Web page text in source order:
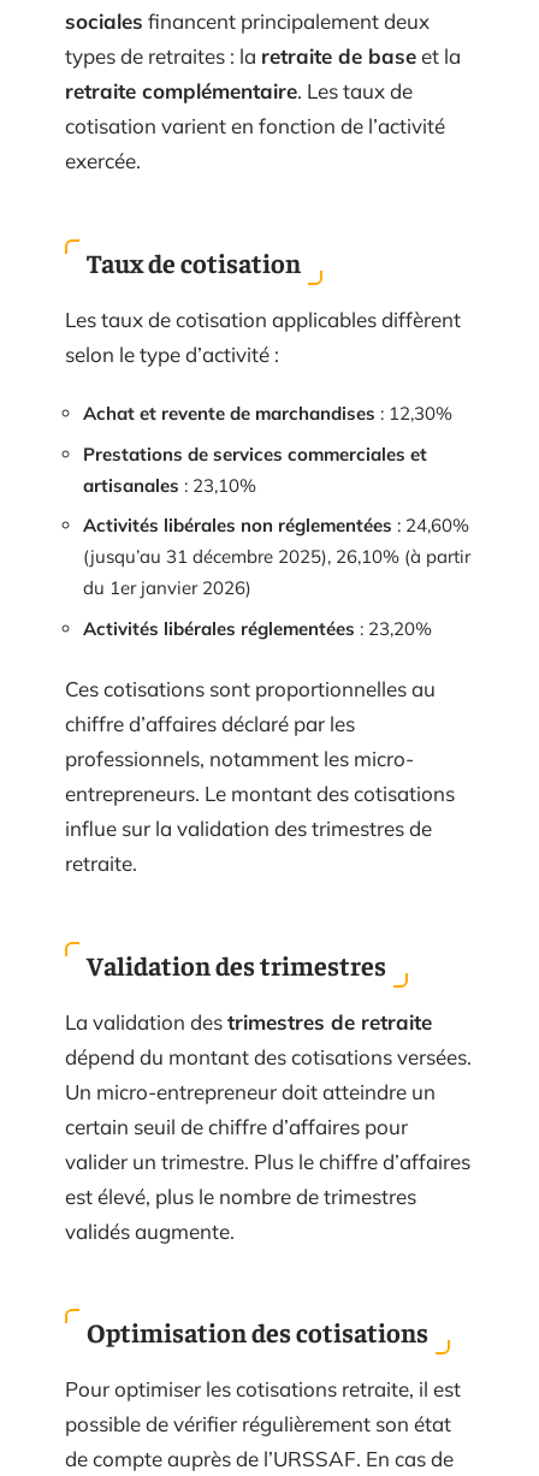
sociales financent principalement deux
types de retraites : la retraite de baseet la
retraite complémentaire. Les taux de
cotisation varient en fonction de l’activité
exercée.
Taux de cotisation
Les taux de cotisation applicables diffèrent
selon le type d’activité :
Achat et revente de marchandises : 12,30%
Prestations de services commerciales et
artisanales : 23,10%
Activités libérales non réglementées : 24,60%
(jusqu’au 31 décembre 2025), 26,10% (à partir
du 1er janvier 2026)
Activités libérales réglementées : 23,20%
Ces cotisations sont proportionnelles au
chiffre d’affaires déclaré par les
professionnels, notamment les micro-
entrepreneurs. Le montant des cotisations
influe sur la validation des trimestres de
retraite.
Validation des trimestres
La validation destrimestres de retraite
dépend du montant des cotisations versées.
Un micro-entrepreneur doit atteindre un
certain seuil de chiffre d’affaires pour
valider un trimestre. Plus le chiffre d’affaires
est élevé, plus le nombre de trimestres
validés augmente.
Optimisation des cotisations
Pour optimiser les cotisations retraite, il est
possible de vérifier régulièrement son état
de compte auprès de l’URSSAF. En cas de